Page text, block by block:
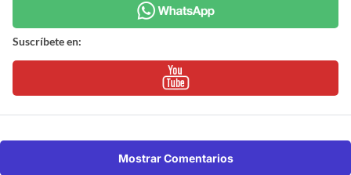
Suscríbete en:
Mostrar Comentarios